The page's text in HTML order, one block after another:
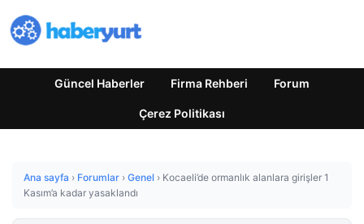
Güncel Haberler Firma Rehberi Forum
Çerez Politikası
Ana sayfa › Forumlar › Genel › Kocaeli’de ormanlık alanlara girişler 1
Kasım’a kadar yasaklandı